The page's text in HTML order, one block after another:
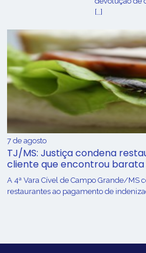
[…]
7 de agosto
TJ/MS: Justiça condena
cliente que encontrou
A 4ª Vara Cível de Campo Grande/MS
restaurantes ao pagamento de